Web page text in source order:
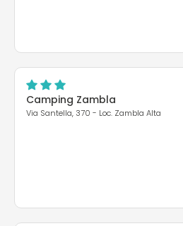
Camping Zambla
Via Santella, 370 - Loc. Zambla Alta